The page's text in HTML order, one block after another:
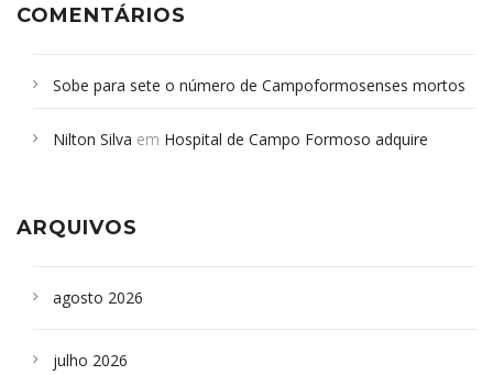
COMENTÁRIOS
Sobe para sete o número de Campoformosenses mortos
Campoformosenses que morreram em desabamentos são
Nilton Silva em Hospital de Campo Formoso adquire
ARQUIVOS
agosto 2026
julho 2026